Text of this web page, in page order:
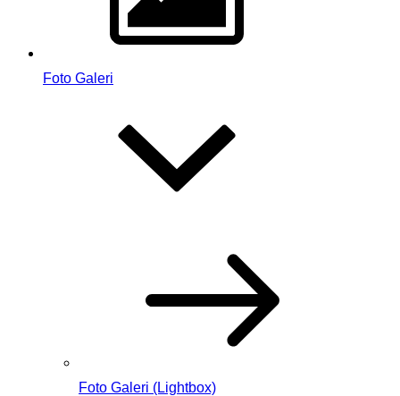
Foto Galeri
Foto Galeri (Lightbox)